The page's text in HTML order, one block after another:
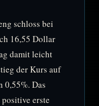
schloss bei
16,55 Dollar
damit leicht
der Kurs auf
0,55%. Das
erste